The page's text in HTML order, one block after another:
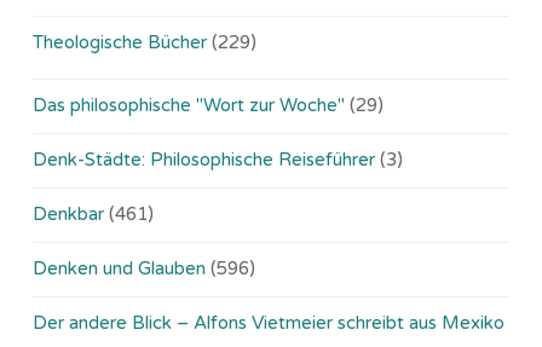
Theologische Bücher (229)
Das philosophische "Wort zur Woche" (29)
Denk-Städte: Philosophische Reiseführer (3)
Denkbar (461)
Denken und Glauben (596)
Der andere Blick – Alfons Vietmeier schreibt aus Mexiko